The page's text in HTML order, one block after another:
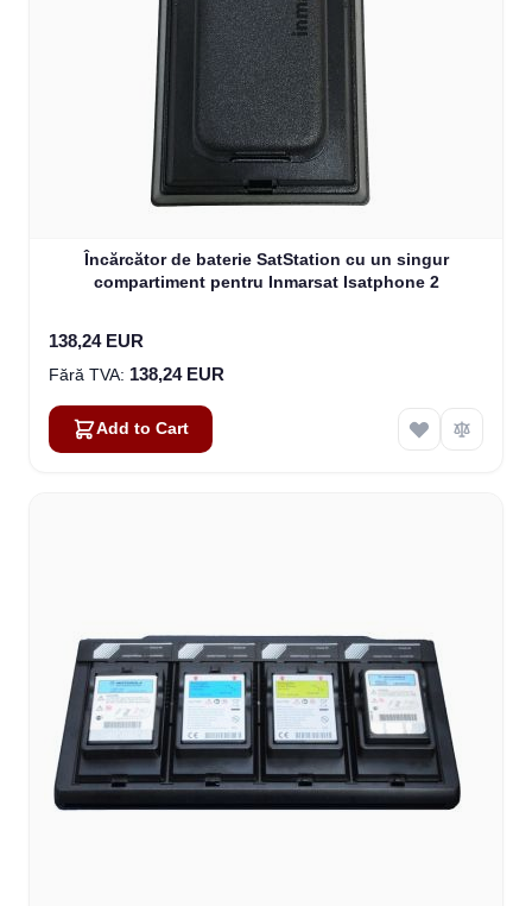
Încărcător de baterie SatStation cu un singur
compartiment pentru Inmarsat Isatphone 2
138,24 EUR
138,24 EUR
Add to Cart